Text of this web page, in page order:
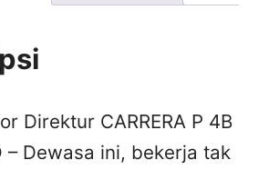
Direktur CARRERA P 4B
– Dewasa ini, bekerja tak